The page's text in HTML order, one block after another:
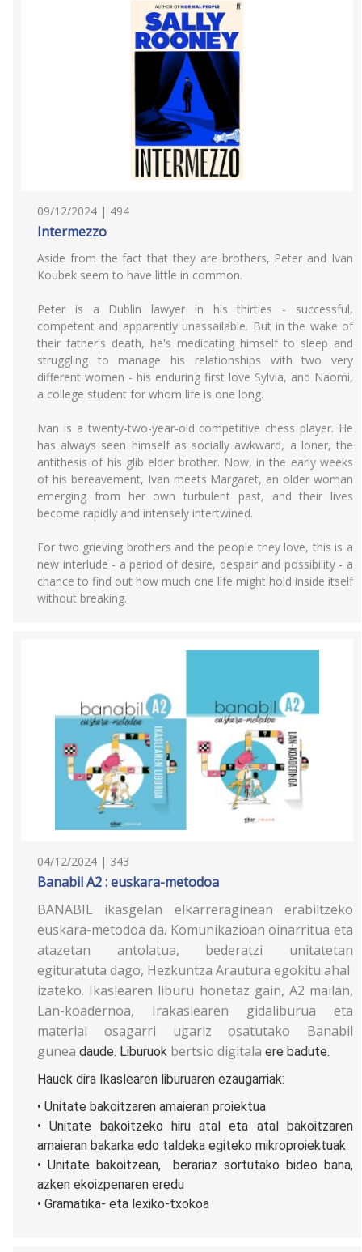
09/12/2024 | 494
Intermezzo
Aside from the fact that they are brothers, Peter and Ivan
Koubek seem to have little in common.
Peter is a Dublin lawyer in his thirties - successful,
competent and apparently unassailable. But in the wake of
their father's death, he's medicating himself to sleep and
struggling to manage his relationships with two very
different women - his enduring first love Sylvia, and Naomi,
a college student for whom life is one long.
Ivan is a twenty-two-year-old competitive chess player. He
has always seen himself as socially awkward, a loner, the
antithesis of his glib elder brother. Now, in the early weeks
of his bereavement, Ivan meets Margaret, an older woman
emerging from her own turbulent past, and their lives
become rapidly and intensely intertwined.
For two grieving brothers and the people they love, this is a
new interlude - a period of desire, despair and possibility - a
chance to find out how much one life might hold inside itself
without breaking.
04/12/2024 | 343
Banabil A2 : euskara-metodoa
BANABIL ikasgelan elkarreraginean erabiltzeko
euskara-metodoa da. Komunikazioan oinarritua eta
atazetan antolatua, bederatzi unitatetan
egituratuta dago, Hezkuntza Arautura egokitu ahal
izateko. Ikaslearen liburu honetaz gain, A2 mailan,
Lan-koadernoa, Irakaslearen gidaliburua eta
material osagarri ugariz osatutako Banabil
gunea daude. Liburuok bertsio digitala ere badute.
Hauek dira Ikaslearen liburuaren ezaugarriak:
• Unitate bakoitzaren amaieran proiektua
• Unitate bakoitzeko hiru atal eta atal bakoitzaren
amaieran bakarka edo taldeka egiteko mikroproiektuak
• Unitate bakoitzean, berariaz sortutako bideo bana,
azken ekoizpenaren eredu
• Gramatika- eta lexiko-txokoa